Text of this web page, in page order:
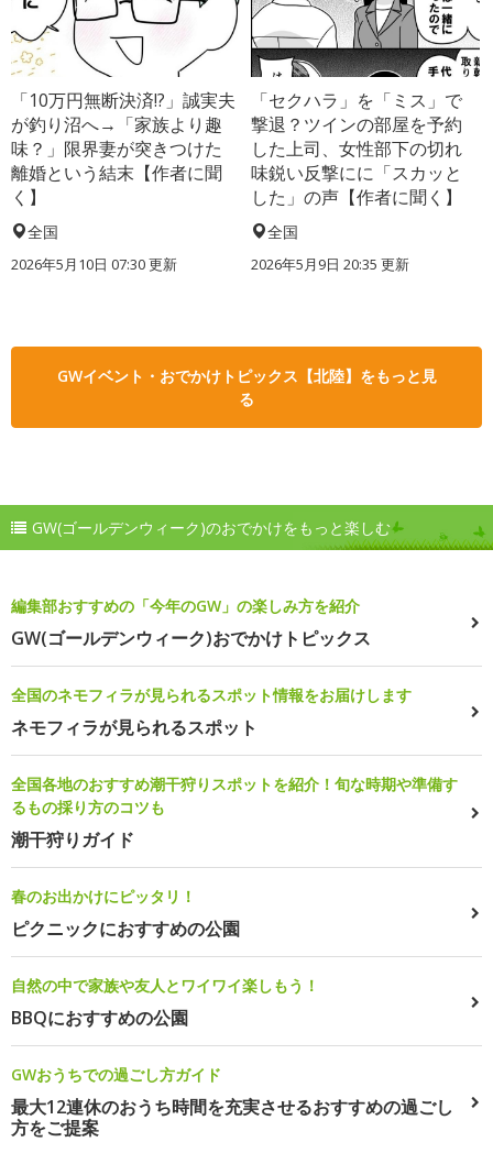
「10万円無断決済!?」誠実夫
が釣り沼へ→「家族より趣
味？」限界妻が突きつけた
離婚という結末【作者に聞
く】
全国
2026年5月10日 07:30 更新
「セクハラ」を「ミス」で
撃退？ツインの部屋を予約
した上司、女性部下の切れ
味鋭い反撃にに「スカッと
した」の声【作者に聞く】
全国
2026年5月9日 20:35 更新
GWイベント・おでかけトピックス【北陸】をもっと見
る
GW(ゴールデンウィーク)のおでかけをもっと楽しむ
編集部おすすめの「今年のGW」の楽しみ方を紹介
GW(ゴールデンウィーク)おでかけトピックス
全国のネモフィラが見られるスポット情報をお届けします
ネモフィラが見られるスポット
全国各地のおすすめ潮干狩りスポットを紹介！旬な時期や準備す
るもの採り方のコツも
潮干狩りガイド
春のお出かけにピッタリ！
ピクニックにおすすめの公園
自然の中で家族や友人とワイワイ楽しもう！
BBQにおすすめの公園
GWおうちでの過ごし方ガイド
最大12連休のおうち時間を充実させるおすすめの過ごし
方をご提案